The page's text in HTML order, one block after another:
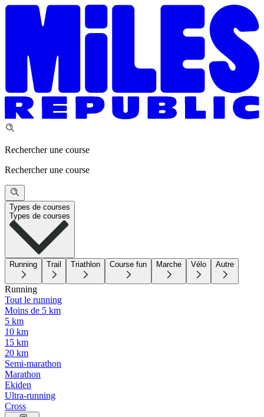
Rechercher une course
Rechercher une course
Types de courses
Types de courses
Running Trail Triathlon Course fun Marche Vélo Autre
Running
Tout le running
Moins de 5 km
5 km
10 km
15 km
20 km
Semi-marathon
Marathon
Ekiden
Ultra-running
Cross